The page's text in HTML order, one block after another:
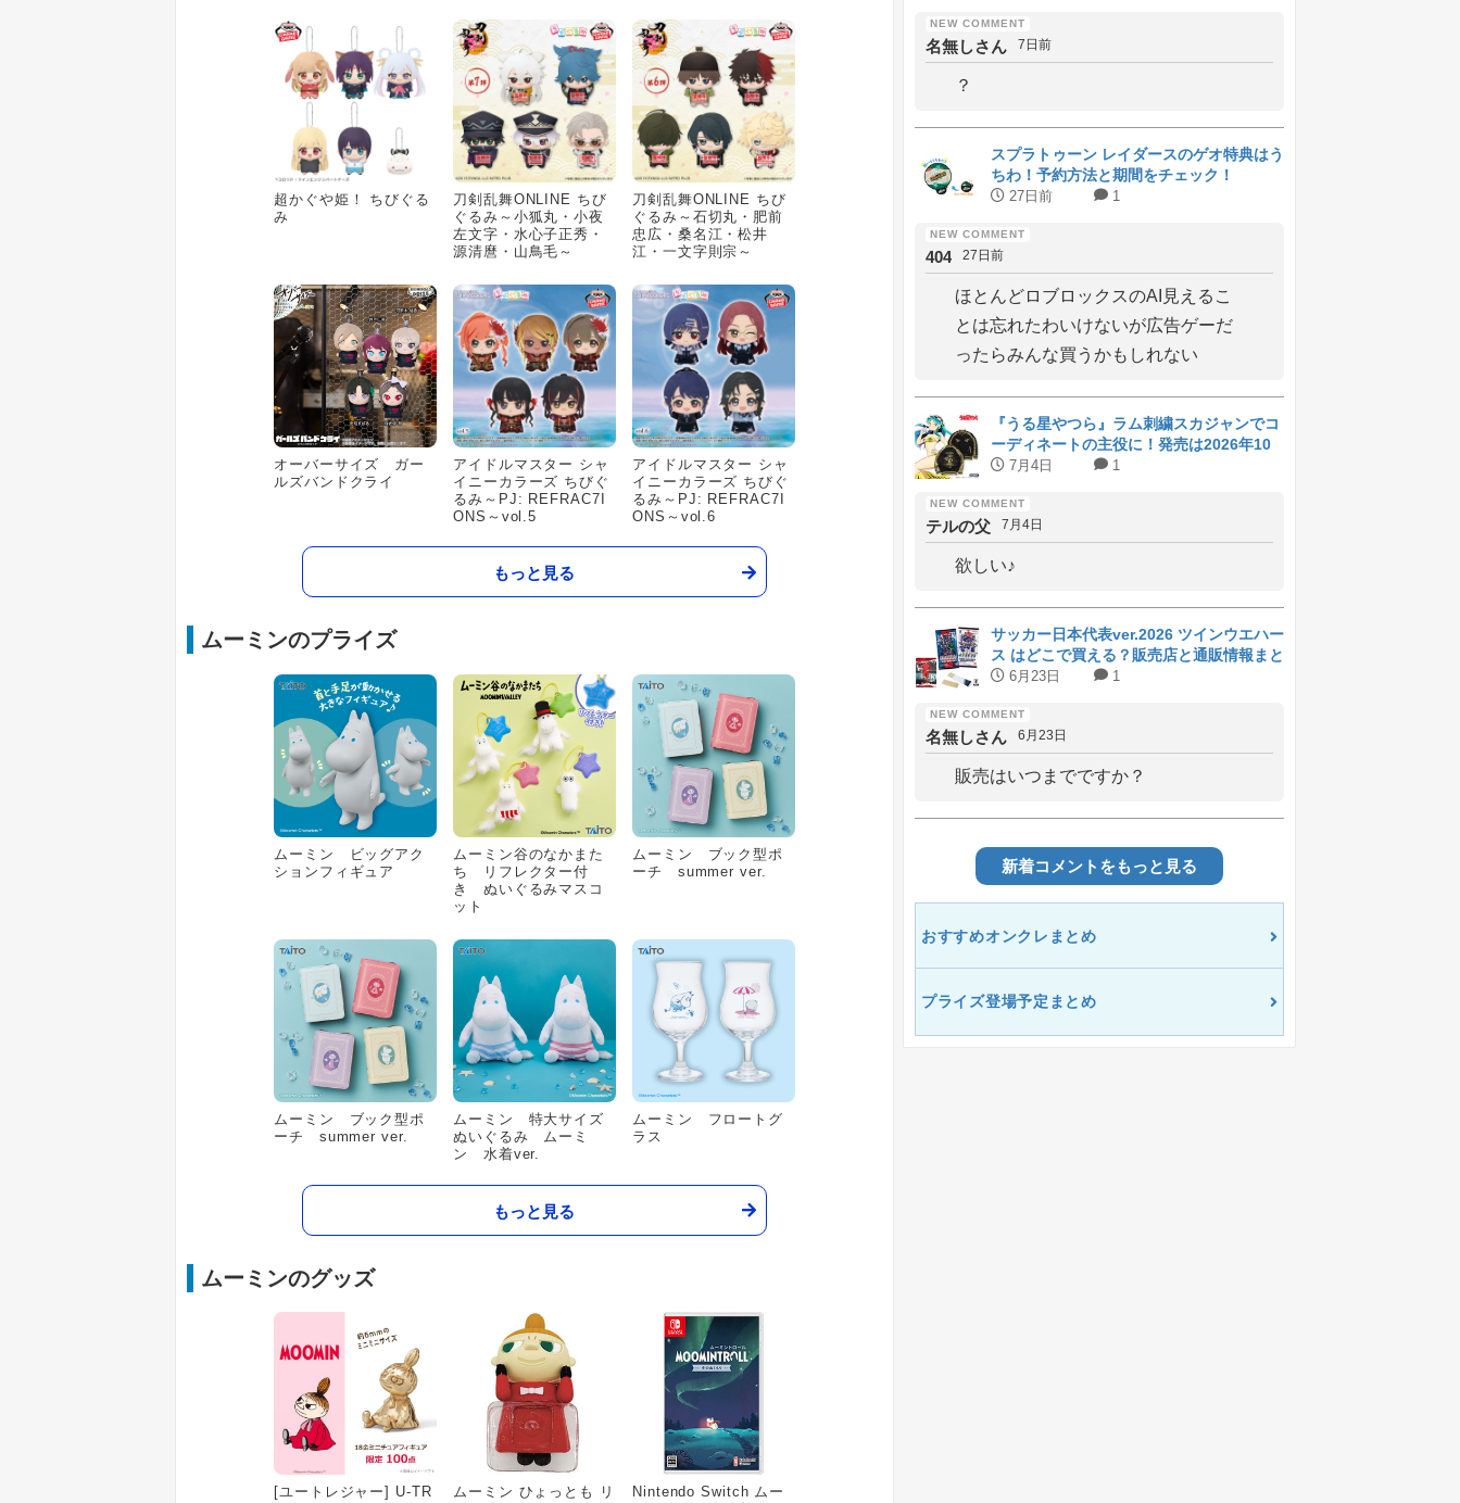
超かぐや姫！ ちびぐる
み
刀剣乱舞ONLINE ちび
ぐるみ～小狐丸・小夜
左文字・水心子正秀・
源清麿・山鳥毛～
刀剣乱舞ONLINE ちび
ぐるみ～石切丸・肥前
忠広・桑名江・松井
江・一文字則宗～
オーバーサイズ ガー
ルズバンドクライ
アイドルマスター シャ
イニーカラーズ ちびぐ
るみ～PJ: REFRAC7I
ONS～vol.5
アイドルマスター シャ
イニーカラーズ ちびぐ
るみ～PJ: REFRAC7I
ONS～vol.6
もっと見る
ムーミンのプライズ
ムーミン ビッグアク
ションフィギュア
ムーミン谷のなかまた
ち リフレクター付
き ぬいぐるみマスコ
ット
ムーミン ブック型ポ
ーチ summer ver.
ムーミン ブック型ポ
ーチ summer ver.
ムーミン 特大サイズ
ぬいぐるみ ムーミ
ン 水着ver.
ムーミン フロートグ
ラス
もっと見る
ムーミンのグッズ
[ユートレジャー] U-TR
ムーミン ひょっとも リ
Nintendo Switch ムー
名無しさん 7日前
？
スプラトゥーン レイダースのゲオ特典はう
ちわ！予約方法と期間をチェック！
27日前 1
404 27日前
ほとんどロブロックスのAI見えるこ
とは忘れたわいけないが広告ゲーだ
ったらみんな買うかもしれない
『うる星やつら』ラム刺繍スカジャンでコ
ーディネートの主役に！発売は2026年10
月上旬
7月4日 1
テルの父 7月4日
欲しい♪
サッカー日本代表ver.2026 ツインウエハー
ス はどこで買える？販売店と通販情報まと
め 6月23日 1
名無しさん 6月23日
販売はいつまでですか？
新着コメントをもっと見る
おすすめオンクレまとめ
プライズ登場予定まとめ